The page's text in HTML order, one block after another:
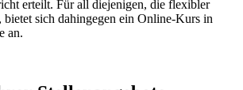
erteilt. Für all diejenigen, die flexibler
bietet sich dahingegen ein Online-Kurs in
an.